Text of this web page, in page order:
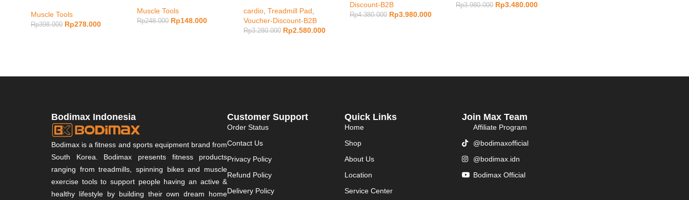
Muscle Tools
Rp398.000 Rp278.000
Muscle Tools
Rp248.000 Rp148.000
cardio, Treadmill Pad,
Voucher-Discount-B2B
Rp3.280.000 Rp2.580.000
Discount-B2B
Rp4.380.000 Rp3.980.000
Rp3.980.000 Rp3.480.000
Bodimax Indonesia
Bodimax is a fitness and sports equipment brand from
South Korea. Bodimax presents fitness products
ranging from treadmills, spinning bikes and muscle
exercise tools to support people having an active &
healthy lifestyle by building their own dream home
Customer Support
Order Status
Contact Us
Privacy Policy
Refund Policy
Delivery Policy
Quick Links
Home
Shop
About Us
Location
Service Center
Join Max Team
Affiliate Program
@bodimaxofficial
@bodimax.idn
Bodimax Official